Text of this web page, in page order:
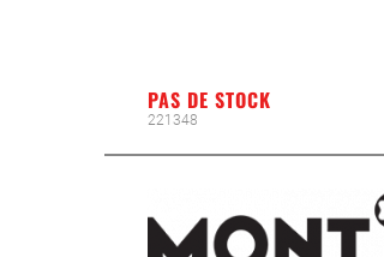
PAS DE STOCK
221348